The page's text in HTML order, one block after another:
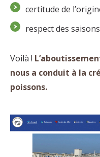
certitude de
respect des
Voilà !
nous a conduit à la
poissons.